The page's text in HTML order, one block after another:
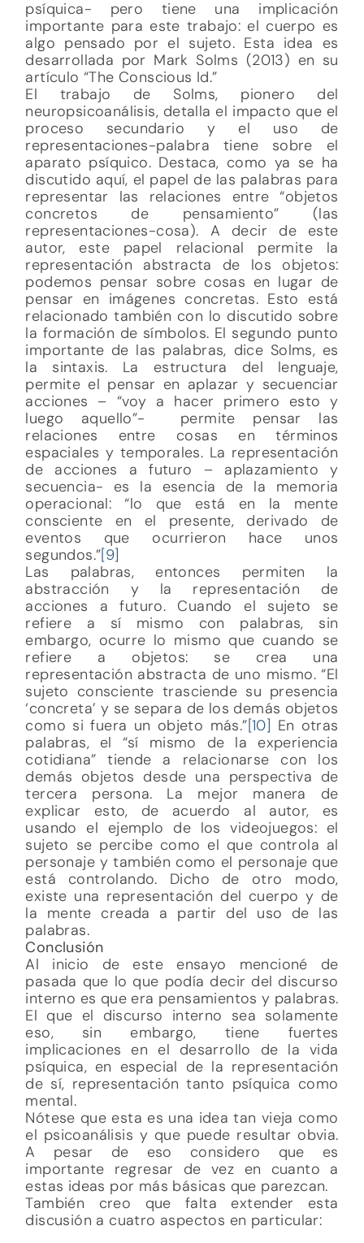
psíquica- pero tiene una implicación
importante para este trabajo: el cuerpo es
algo pensado por el sujeto. Esta idea es
desarrollada por Mark Solms (2013) en su
artículo “The Conscious Id.”
El trabajo de Solms, pionero del
neuropsicoanálisis, detalla el impacto que el
proceso secundario y el uso de
representaciones-palabra tiene sobre el
aparato psíquico. Destaca, como ya se ha
discutido aquí, el papel de las palabras para
representar las relaciones entre “objetos
concretos de pensamiento” (las
representaciones-cosa). A decir de este
autor, este papel relacional permite la
representación abstracta de los objetos:
podemos pensar sobre cosas en lugar de
pensar en imágenes concretas. Esto está
relacionado también con lo discutido sobre
la formación de símbolos. El segundo punto
importante de las palabras, dice Solms, es
la sintaxis. La estructura del lenguaje,
permite el pensar en aplazar y secuenciar
acciones – “voy a hacer primero esto y
luego aquello”- permite pensar las
relaciones entre cosas en términos
espaciales y temporales. La representación
de acciones a futuro – aplazamiento y
secuencia- es la esencia de la memoria
operacional: “lo que está en la mente
consciente en el presente, derivado de
eventos que ocurrieron hace unos
segundos.”[9]
Las palabras, entonces permiten la
abstracción y la representación de
acciones a futuro. Cuando el sujeto se
refiere a sí mismo con palabras, sin
embargo, ocurre lo mismo que cuando se
refiere a objetos: se crea una
representación abstracta de uno mismo. “El
sujeto consciente trasciende su presencia
‘concreta’ y se separa de los demás objetos
como si fuera un objeto más.”[10] En otras
palabras, el “sí mismo de la experiencia
cotidiana” tiende a relacionarse con los
demás objetos desde una perspectiva de
tercera persona. La mejor manera de
explicar esto, de acuerdo al autor, es
usando el ejemplo de los videojuegos: el
sujeto se percibe como el que controla al
personaje y también como el personaje que
está controlando. Dicho de otro modo,
existe una representación del cuerpo y de
la mente creada a partir del uso de las
palabras.
Conclusión
Al inicio de este ensayo mencioné de
pasada que lo que podía decir del discurso
interno es que era pensamientos y palabras.
El que el discurso interno sea solamente
eso, sin embargo, tiene fuertes
implicaciones en el desarrollo de la vida
psíquica, en especial de la representación
de sí, representación tanto psíquica como
mental.
Nótese que esta es una idea tan vieja como
el psicoanálisis y que puede resultar obvia.
A pesar de eso considero que es
importante regresar de vez en cuanto a
estas ideas por más básicas que parezcan.
También creo que falta extender esta
discusión a cuatro aspectos en particular: